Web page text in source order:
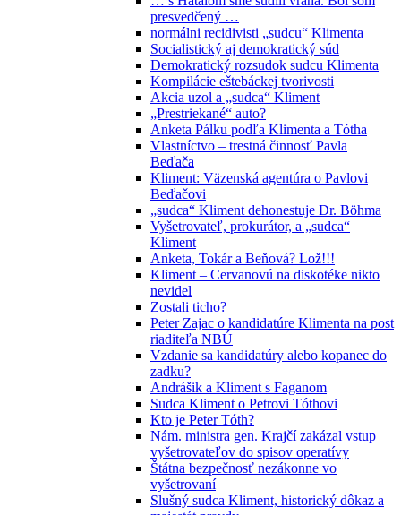
presvedčený …
normálni recidivisti „sudcu“ Klimenta
Socialistický aj demokratický súd
Demokratický rozsudok sudcu Klimenta
Kompilácie eštebáckej tvorivosti
Akcia uzol a „sudca“ Kliment
„Prestriekané“ auto?
Anketa Pálku podľa Klimenta a Tótha
Vlastníctvo – trestná činnosť Pavla
Beďača
Kliment: Väzenská agentúra o Pavlovi
Beďačovi
„sudca“ Kliment dehonestuje Dr. Böhma
Vyšetrovateľ, prokurátor, a „sudca“
Kliment
Anketa, Tokár a Beňová? Lož!!!
Kliment – Cervanovú na diskotéke nikto
nevidel
Zostali ticho?
Peter Zajac o kandidatúre Klimenta na post
riaditeľa NBÚ
Vzdanie sa kandidatúry alebo kopanec do
zadku?
Andrášik a Kliment s Faganom
Sudca Kliment o Petrovi Tóthovi
Kto je Peter Tóth?
Nám. ministra gen. Krajčí zakázal vstup
vyšetrovateľov do spisov operatívy
Štátna bezpečnosť nezákonne vo
vyšetrovaní
Slušný sudca Kliment, historický dôkaz a